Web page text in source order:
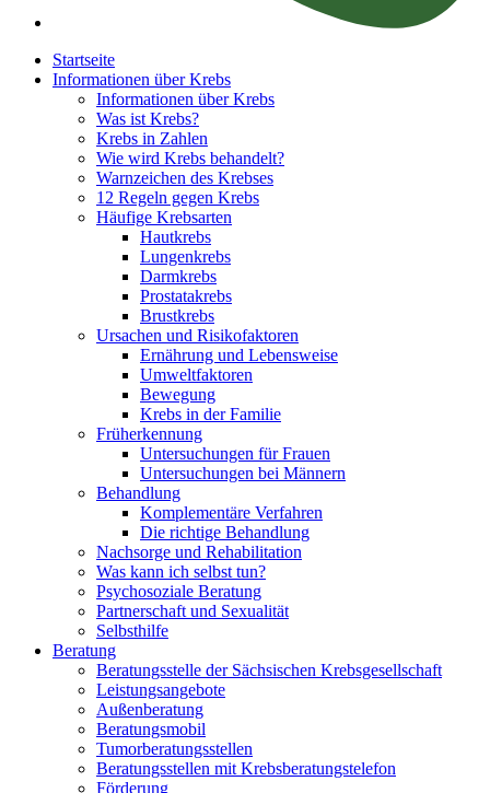
Startseite
Informationen über Krebs
Informationen über Krebs
Was ist Krebs?
Krebs in Zahlen
Wie wird Krebs behandelt?
Warnzeichen des Krebses
12 Regeln gegen Krebs
Häufige Krebsarten
Hautkrebs
Lungenkrebs
Darmkrebs
Prostatakrebs
Brustkrebs
Ursachen und Risikofaktoren
Ernährung und Lebensweise
Umweltfaktoren
Bewegung
Krebs in der Familie
Früherkennung
Untersuchungen für Frauen
Untersuchungen bei Männern
Behandlung
Komplementäre Verfahren
Die richtige Behandlung
Nachsorge und Rehabilitation
Was kann ich selbst tun?
Psychosoziale Beratung
Partnerschaft und Sexualität
Selbsthilfe
Beratung
Beratungsstelle der Sächsischen Krebsgesellschaft
Leistungsangebote
Außenberatung
Beratungsmobil
Tumorberatungsstellen
Beratungsstellen mit Krebsberatungstelefon
Förderung